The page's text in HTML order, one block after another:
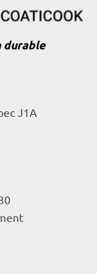
durable
J1A